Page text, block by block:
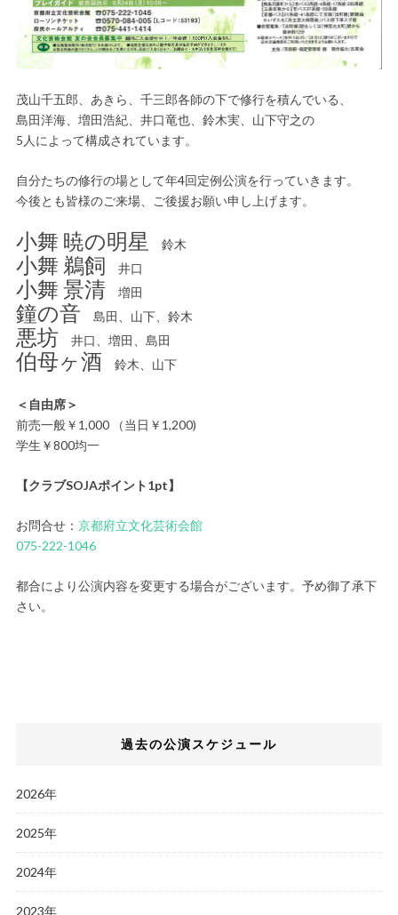
茂山千五郎、あきら、千三郎各師の下で修行を積んでいる、
島田洋海、増田浩紀、井口竜也、鈴木実、山下守之の
5人によって構成されています。
自分たちの修行の場として年4回定例公演を行っていきます。
今後とも皆様のご来場、ご後援お願い申し上げます。
小舞 暁の明星 鈴木
小舞 鵜飼 井口
小舞 景清増田
鐘の音 島田、山下、鈴木
悪坊 井口、増田、島田
伯母ヶ酒 鈴木、山下
＜自由席＞
前売一般￥1,000 （当日￥1,200)
学生￥800均一
【クラブSOJAポイント1pt】
お問合せ： 京都府立文化芸術会館
075-222-1046
都合により公演内容を変更する場合がございます。予め御了承下
さい。
過去の公演スケジュール
2026年
2025年
2024年
2023年